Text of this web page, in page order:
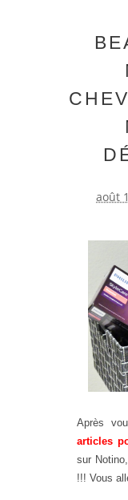
août
Après
articles
sur
!!! Vous